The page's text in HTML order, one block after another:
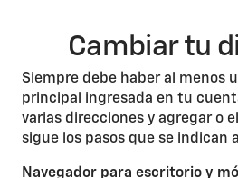
Cambiar tu
Siempre debe haber al menos
principal ingresada en tu
varias direcciones y agregar o
sigue los pasos que se indican
Navegador para escritorio y